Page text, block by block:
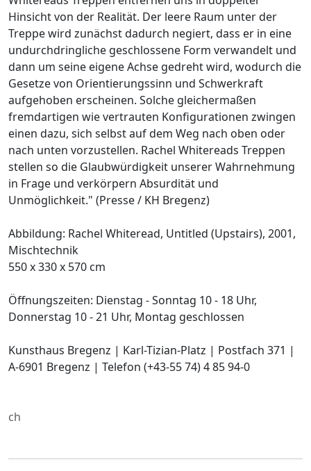
Hinsicht von der Realität. Der leere Raum unter der
Treppe wird zunächst dadurch negiert, dass er in eine
undurchdringliche geschlossene Form verwandelt und
dann um seine eigene Achse gedreht wird, wodurch die
Gesetze von Orientierungssinn und Schwerkraft
aufgehoben erscheinen. Solche gleichermaßen
fremdartigen wie vertrauten Konfigurationen zwingen
einen dazu, sich selbst auf dem Weg nach oben oder
nach unten vorzustellen. Rachel Whitereads Treppen
stellen so die Glaubwürdigkeit unserer Wahrnehmung
in Frage und verkörpern Absurdität und
Unmöglichkeit." (Presse / KH Bregenz)
Abbildung: Rachel Whiteread, Untitled (Upstairs), 2001,
Mischtechnik
550 x 330 x 570 cm
Öffnungszeiten: Dienstag - Sonntag 10 - 18 Uhr,
Donnerstag 10 - 21 Uhr, Montag geschlossen
Kunsthaus Bregenz | Karl-Tizian-Platz | Postfach 371 |
A-6901 Bregenz | Telefon (+43-55 74) 4 85 94-0
ch